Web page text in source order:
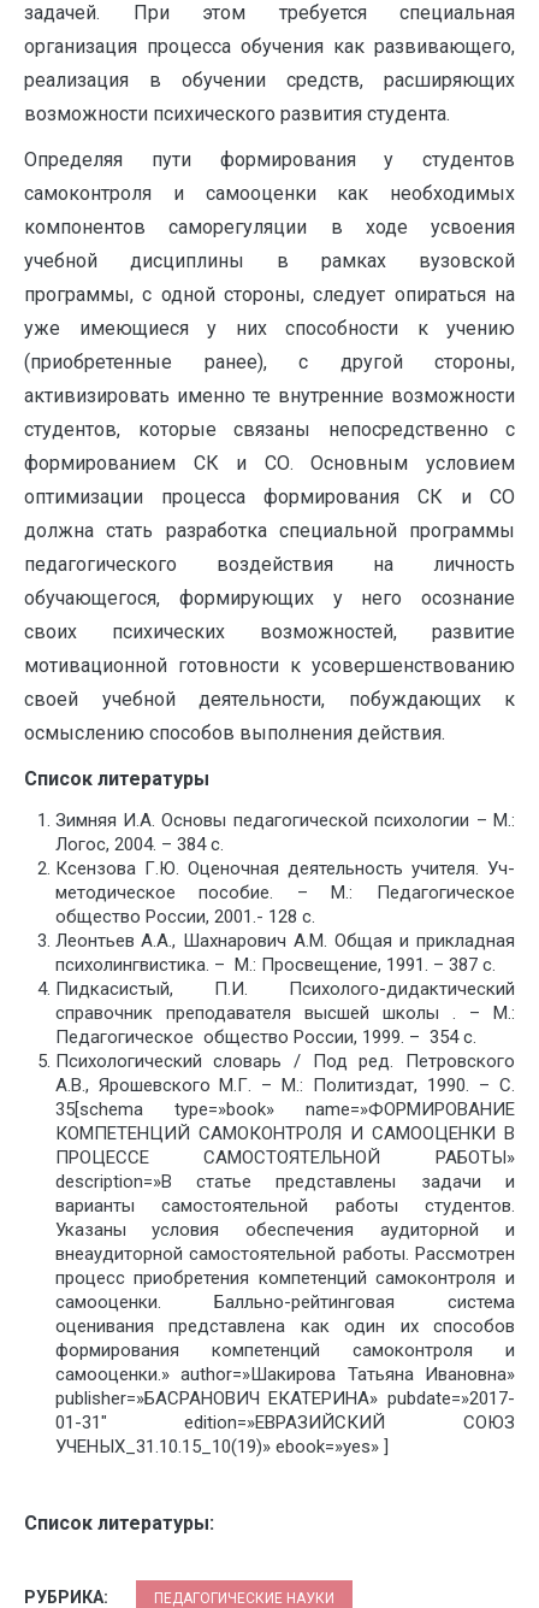
задачей. При этом требуется специальная
организация процесса обучения как развивающего,
реализация в обучении средств, расширяющих
возможности психического развития студента.
Определяя пути формирования у студентов
самоконтроля и самооценки как необходимых
компонентов саморегуляции в ходе усвоения
учебной дисциплины в рамках вузовской
программы, с одной стороны, следует опираться на
уже имеющиеся у них способности к учению
(приобретенные ранее), с другой стороны,
активизировать именно те внутренние возможности
студентов, которые связаны непосредственно с
формированием СК и СО. Основным условием
оптимизации процесса формирования СК и СО
должна стать разработка специальной программы
педагогического воздействия на личность
обучающегося, формирующих у него осознание
своих психических возможностей, развитие
мотивационной готовности к усовершенствованию
своей учебной деятельности, побуждающих к
осмыслению способов выполнения действия.
Список литературы
Зимняя И.А. Основы педагогической психологии – М.:
Логос, 2004. – 384 с.
Ксензова Г.Ю. Оценочная деятельность учителя. Уч-
методическое пособие. – М.: Педагогическое
общество России, 2001.- 128 с.
Леонтьев А.А., Шахнарович А.М. Общая и прикладная
психолингвистика. – М.: Просвещение, 1991. – 387 с.
Пидкасистый, П.И. Психолого-дидактический
справочник преподавателя высшей школы . – М.:
Педагогическое общество России, 1999. – 354 с.
Психологический словарь / Под ред. Петровского
А.В., Ярошевского М.Г. – М.: Политиздат, 1990. – С.
35[schema type=»book» name=»ФОРМИРОВАНИЕ
КОМПЕТЕНЦИЙ САМОКОНТРОЛЯ И САМООЦЕНКИ В
ПРОЦЕССЕ САМОСТОЯТЕЛЬНОЙ РАБОТЫ»
description=»В статье представлены задачи и
варианты самостоятельной работы студентов.
Указаны условия обеспечения аудиторной и
внеаудиторной самостоятельной работы. Рассмотрен
процесс приобретения компетенций самоконтроля и
самооценки. Балльно-рейтинговая система
оценивания представлена как один их способов
формирования компетенций самоконтроля и
самооценки.» author=»Шакирова Татьяна Ивановна»
publisher=»БАСРАНОВИЧ ЕКАТЕРИНА» pubdate=»2017-
01-31″ edition=»ЕВРАЗИЙСКИЙ СОЮЗ
УЧЕНЫХ_31.10.15_10(19)» ebook=»yes» ]
Список литературы:
РУБРИКА: ПЕДАГОГИЧЕСКИЕ НАУКИ